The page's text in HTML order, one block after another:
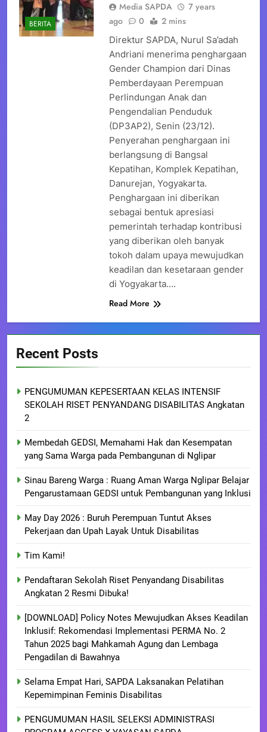
BERITA
Media SAPDA
7 years
ago
0 2 mins
Direktur SAPDA, Nurul Sa’adah
Andriani menerima penghargaan
Gender Champion dari Dinas
Pemberdayaan Perempuan
Perlindungan Anak dan
Pengendalian Penduduk
(DP3AP2), Senin (23/12).
Penyerahan penghargaan ini
berlangsung di Bangsal
Kepatihan, Komplek Kepatihan,
Danurejan, Yogyakarta.
Penghargaan ini diberikan
sebagai bentuk apresiasi
pemerintah terhadap kontribusi
yang diberikan oleh banyak
tokoh dalam upaya mewujudkan
keadilan dan kesetaraan gender
di Yogyakarta….
Read More
Recent Posts
PENGUMUMAN KEPESERTAAN KELAS INTENSIF
SEKOLAH RISET PENYANDANG DISABILITAS Angkatan
2
Membedah GEDSI, Memahami Hak dan Kesempatan
yang Sama Warga pada Pembangunan di Nglipar
Sinau Bareng Warga : Ruang Aman Warga Nglipar Belajar
Pengarustamaan GEDSI untuk Pembangunan yang Inklusi
May Day 2026 : Buruh Perempuan Tuntut Akses
Pekerjaan dan Upah Layak Untuk Disabilitas
Tim Kami!
Pendaftaran Sekolah Riset Penyandang Disabilitas
Angkatan 2 Resmi Dibuka!
[DOWNLOAD] Policy Notes Mewujudkan Akses Keadilan
Inklusif: Rekomendasi Implementasi PERMA No. 2
Tahun 2025 bagi Mahkamah Agung dan Lembaga
Pengadilan di Bawahnya
Selama Empat Hari, SAPDA Laksanakan Pelatihan
Kepemimpinan Feminis Disabilitas
PENGUMUMAN HASIL SELEKSI ADMINISTRASI